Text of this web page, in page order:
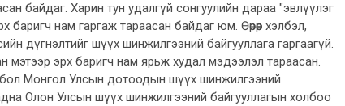
байдаг. Харин тун удалгүй сонгуулийн дараа "эвлүүлэг
баригч нам гаргаж тараасан байдаг юм. Өөрөөр хэлбэл,
дүгнэлтийг шүүх шинжилгээний байгууллага гаргаагүй.
мэтээр эрх баригч нам ярьж худал мэдээлэл тараасан.
Монгол Улсын дотоодын шүүх шинжилгээний
Олон Улсын шүүх шинжилгээний байгууллагын холбоо